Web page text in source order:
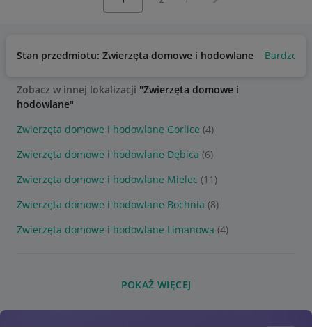
Stan przedmiotu: Zwierzęta domowe i hodowlane Bardzo
Zobacz w innej lokalizacji "Zwierzęta domowe i
hodowlane"
Zwierzęta domowe i hodowlane Gorlice (4)
Zwierzęta domowe i hodowlane Dębica (6)
Zwierzęta domowe i hodowlane Mielec (11)
Zwierzęta domowe i hodowlane Bochnia (8)
Zwierzęta domowe i hodowlane Limanowa (4)
POKAŻ WIĘCEJ